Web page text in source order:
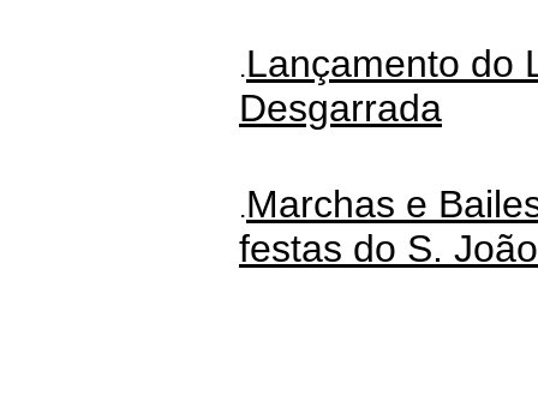
.Lançamento do
Desgarrada
.Marchas e
festas do S.